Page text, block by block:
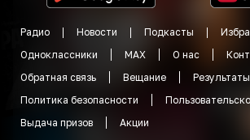
Радио Новости Подкасты
Одноклассники
MAX О нас
Обратная связь
Вещание
Политика безопасности
Выдача призов
Акции